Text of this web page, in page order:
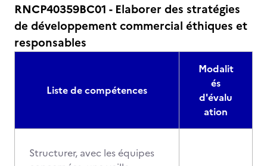
RNCP40359BC01 - Elaborer des stratégies
de développement commercial éthiques et
responsables
Liste de compétences
Modalit
és
d'évalu
ation
Structurer, avec les équipes